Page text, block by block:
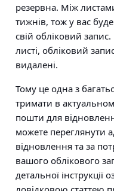
резервна. Між
тижнів, тож у вас
свій обліковий
листі, обліковий
видалені.
Тому це одна з
тримати в
пошти для
можете переглянути
відновлення та за
вашого облікового
детальної